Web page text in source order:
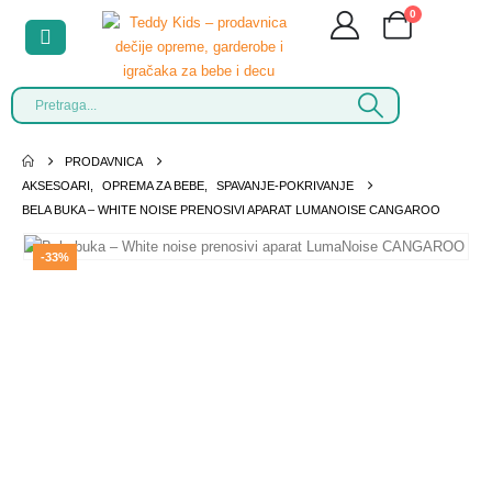
0
PRODAVNICA
AKSESOARI
OPREMA ZA BEBE
SPAVANJE-POKRIVANJE
BELA BUKA – WHITE NOISE PRENOSIVI APARAT LUMANOISE CANGAROO
-33%